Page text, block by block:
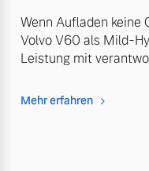
Wenn Aufladen keine
Volvo V60 als Mild-
Leistung mit
Mehr erfahren